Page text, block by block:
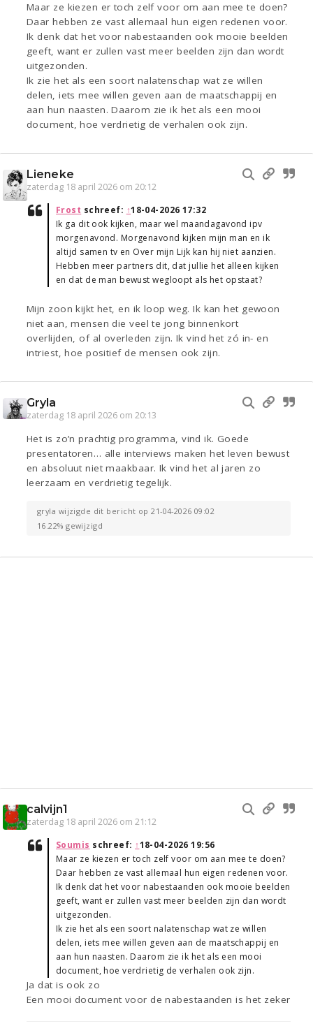
Maar ze kiezen er toch zelf voor om aan mee te doen?
Daar hebben ze vast allemaal hun eigen redenen voor.
Ik denk dat het voor nabestaanden ook mooie beelden
geeft, want er zullen vast meer beelden zijn dan wordt
uitgezonden.
Ik zie het als een soort nalatenschap wat ze willen
delen, iets mee willen geven aan de maatschappij en
aan hun naasten. Daarom zie ik het als een mooi
document, hoe verdrietig de verhalen ook zijn.
Lieneke
zaterdag 18 april 2026 om 20:12
Frost schreef: ↑18-04-2026 17:32
Ik ga dit ook kijken, maar wel maandagavond ipv
morgenavond. Morgenavond kijken mijn man en ik
altijd samen tv en Over mijn Lijk kan hij niet aanzien.
Hebben meer partners dit, dat jullie het alleen kijken
en dat de man bewust wegloopt als het opstaat?
Mijn zoon kijkt het, en ik loop weg. Ik kan het gewoon
niet aan, mensen die veel te jong binnenkort
overlijden, of al overleden zijn. Ik vind het zó in- en
intriest, hoe positief de mensen ook zijn.
Gryla
zaterdag 18 april 2026 om 20:13
Het is zo’n prachtig programma, vind ik. Goede
presentatoren… alle interviews maken het leven bewust
en absoluut niet maakbaar. Ik vind het al jaren zo
leerzaam en verdrietig tegelijk.
gryla wijzigde dit bericht op 21-04-2026 09:02
16.22% gewijzigd
calvijn1
zaterdag 18 april 2026 om 21:12
Soumis schreef: ↑18-04-2026 19:56
Maar ze kiezen er toch zelf voor om aan mee te doen?
Daar hebben ze vast allemaal hun eigen redenen voor.
Ik denk dat het voor nabestaanden ook mooie beelden
geeft, want er zullen vast meer beelden zijn dan wordt
uitgezonden.
Ik zie het als een soort nalatenschap wat ze willen
delen, iets mee willen geven aan de maatschappij en
aan hun naasten. Daarom zie ik het als een mooi
document, hoe verdrietig de verhalen ook zijn.
Ja dat is ook zo
Een mooi document voor de nabestaanden is het zeker